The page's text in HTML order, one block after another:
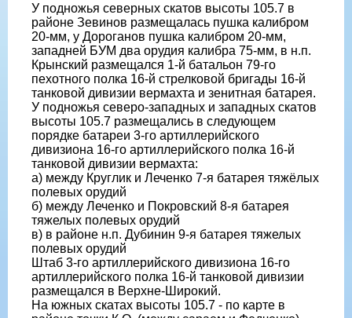
У подножья северных скатов высоты 105.7 в
районе Зевинов размещалась пушка калибром
20-мм, у Дороганов пушка калибром 20-мм,
западней БУМ два орудия калибра 75-мм, в н.п.
Крынский размещался 1-й батальон 79-го
пехотного полка 16-й стрелковой бригады 16-й
танковой дивизии вермахта и зенитная батарея.
У подножья северо-западных и западных скатов
высоты 105.7 размещались в следующем
порядке батареи 3-го артиллерийского
дивизиона 16-го артиллерийского полка 16-й
танковой дивизии вермахта:
а) между Круглик и Леченко 7-я батарея тяжёлых
полевых орудий
б) между Леченко и Покровский 8-я батарея
тяжелых полевых орудий
в) в районе н.п. Дубинин 9-я батарея тяжелых
полевых орудий
Штаб 3-го артиллерийского дивизиона 16-го
артиллерийского полка 16-й танковой дивизии
размещался в Верхне-Широкий.
На южных скатах высоты 105.7 - по карте в